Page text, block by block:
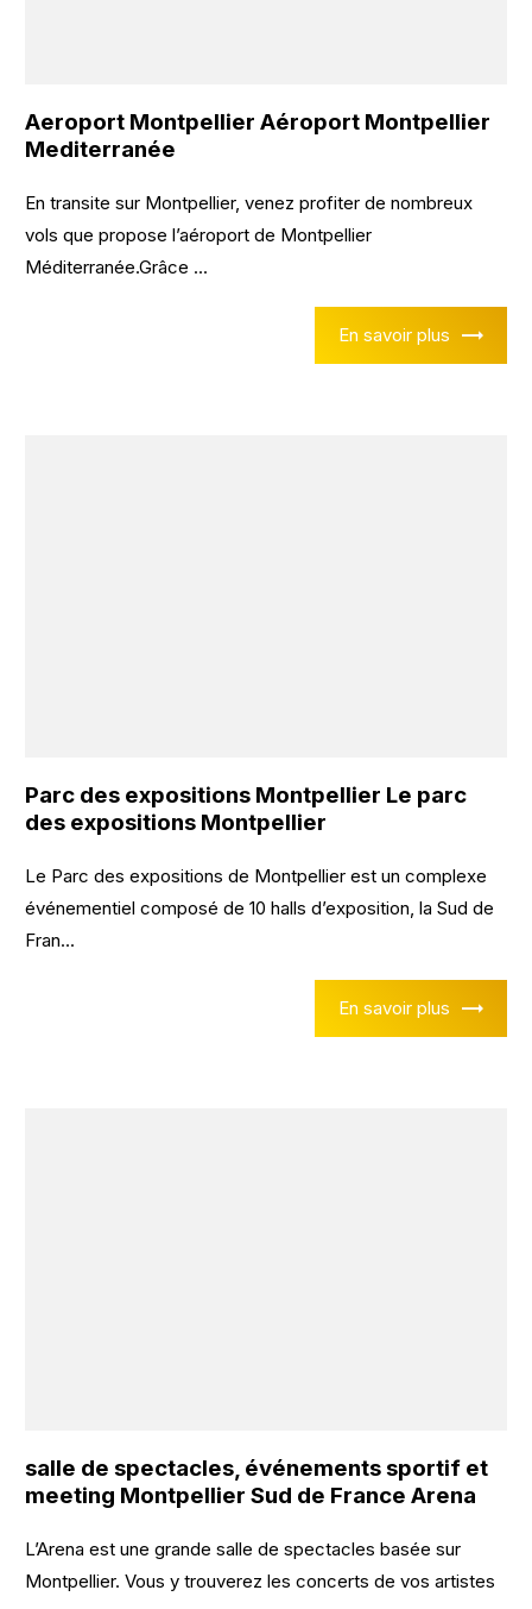
Aeroport Montpellier Aéroport Montpellier
Mediterranée
En transite sur Montpellier, venez profiter de nombreux
vols que propose l’aéroport de Montpellier
Méditerranée.Grâce ...
En savoir plus
Parc des expositions Montpellier Le parc
des expositions Montpellier
Le Parc des expositions de Montpellier est un complexe
événementiel composé de 10 halls d’exposition, la Sud de
Fran...
En savoir plus
salle de spectacles, événements sportif et
meeting Montpellier Sud de France Arena
L’Arena est une grande salle de spectacles basée sur
Montpellier. Vous y trouverez les concerts de vos artistes